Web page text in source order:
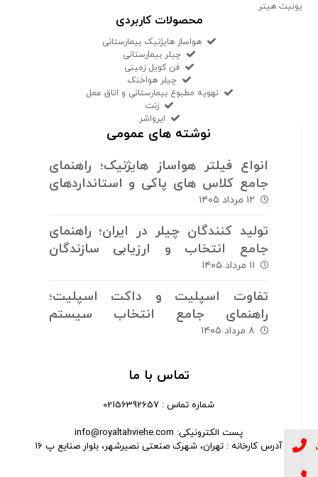
یونیت هیتر
محصولات کاربردی
هواساز هایژنیک بیمارستانی
چیلر بیمارستانی
فن کویل زمینی
چیلر هواخنک
تهویه مطبوع بیمارستانی و اتاق عمل
زنت
ایرواشر
نوشته های عمومی
انواع فیلتر هواساز هایژنیک؛ راهنمای
جامع کلاس های پاکی و استانداردهای
فیلتراسیون
۱۲ مرداد ۱۴۰۵
تولید کنندگان چیلر در ایران؛ راهنمای
جامع انتخاب و ارزیابی سازندگان
سیستم های برودتی
۱۱ مرداد ۱۴۰۵
تفاوت اسپلیت و داکت اسپلیت؛
راهنمای جامع انتخاب سیستم
سرمایش و گرمایش
۸ مرداد ۱۴۰۵
تماس با ما
شماره تماس : 02156392657
پست الکترونیکی: info@royaltahviehe.com
آدرس کارخانه : تهران، شهرک صنعتی نصیرشهر، بلوار صنایع پ 16